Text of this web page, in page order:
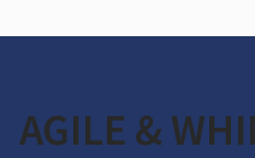
AGILE &